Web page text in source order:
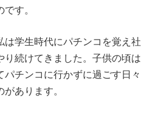
す。
学生時代にパチンコを覚え社
続けてきました。子供の頃は
パチンコに行かずに過ごす日々
あります。